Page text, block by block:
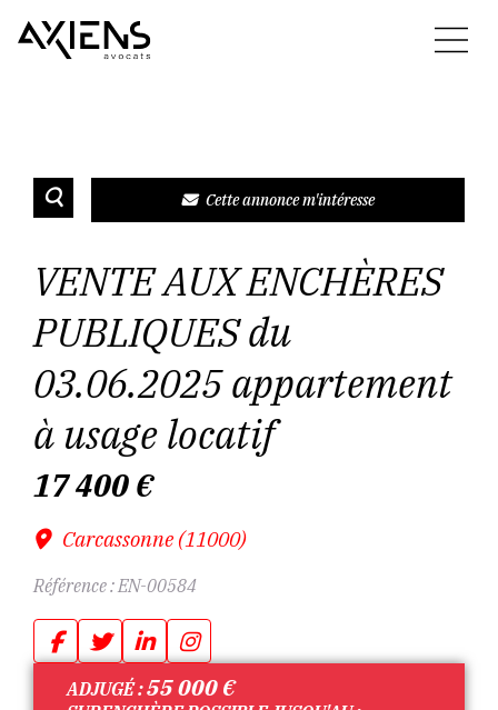
Cette annonce m'intéresse
VENTE AUX ENCHÈRES
PUBLIQUES du
03.06.2025 appartement
à usage locatif
17 400€
Carcassonne (11000)
ADJUGÉ :55 000€
Référence :EN-00584